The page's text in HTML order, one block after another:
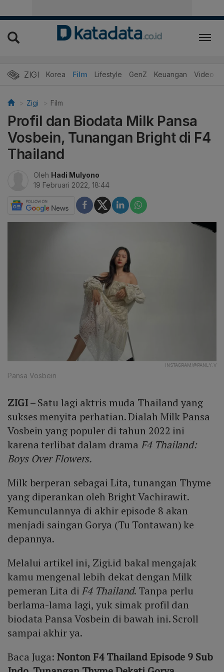
ZIGI
Hits Korea Film Lifestyle GenZ Keuangan Video
Zigi Film
Profil dan Biodata Milk Pansa
Vosbein, Tunangan Bright di F4
Thailand
Oleh Hadi Mulyono
19 Februari 2022, 18:44
INSTAGRAM/@PANLY.V
Pansa Vosbein
ZIGI– Satu lagi aktris muda Thailand yang
sukses menyita perhatian. Dialah Milk Pansa
Vosbein yang populer di tahun 2022 ini
karena terlibat dalam drama F4 Thailand:
Boys Over Flowers.
Milk berperan sebagai Lita, tunangan Thyme
yang diperankan oleh Bright Vachirawit.
Kemunculannya di akhir episode 8 akan
menjadi saingan Gorya (Tu Tontawan) ke
depannya.
Melalui artikel ini, Zigi.id bakal mengajak
kamu mengenal lebih dekat dengan Milk
pemeran Lita di F4 Thailand. Tanpa perlu
berlama-lama lagi, yuk simak profil dan
biodata Pansa Vosbein di bawah ini. Scroll
sampai akhir ya.
Baca Juga: Nonton F4 Thailand Episode 9 Sub